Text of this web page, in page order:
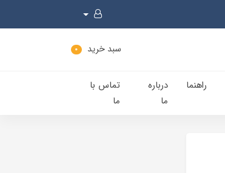
سبد خرید 0
راهنما
درباره
ما
تماس با
ما